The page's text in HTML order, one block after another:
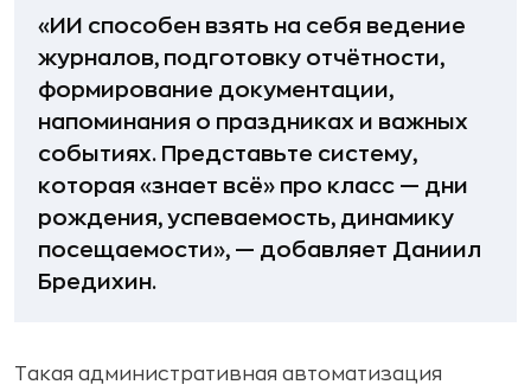
«ИИ способен взять на себя ведение
журналов, подготовку отчётности,
формирование документации,
напоминания о праздниках и важных
событиях. Представьте систему,
которая «знает всё» про класс — дни
рождения, успеваемость, динамику
посещаемости», — добавляет Даниил
Бредихин.
Такая административная автоматизация